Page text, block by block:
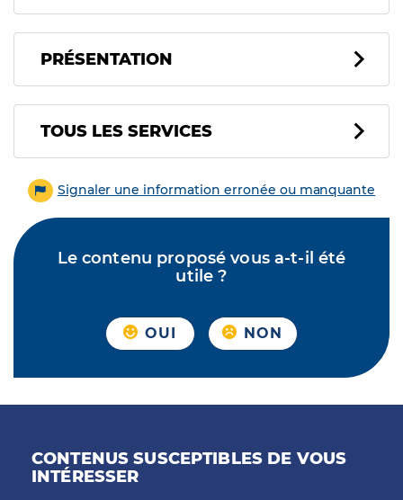
PRÉSENTATION
Tous les services
TOUS LES SERVICES
Signaler une information erronée ou manquante
Le contenu proposé vous a-t-il été
utile ?
OUI NON
CONTENUS SUSCEPTIBLES DE VOUS
INTÉRESSER